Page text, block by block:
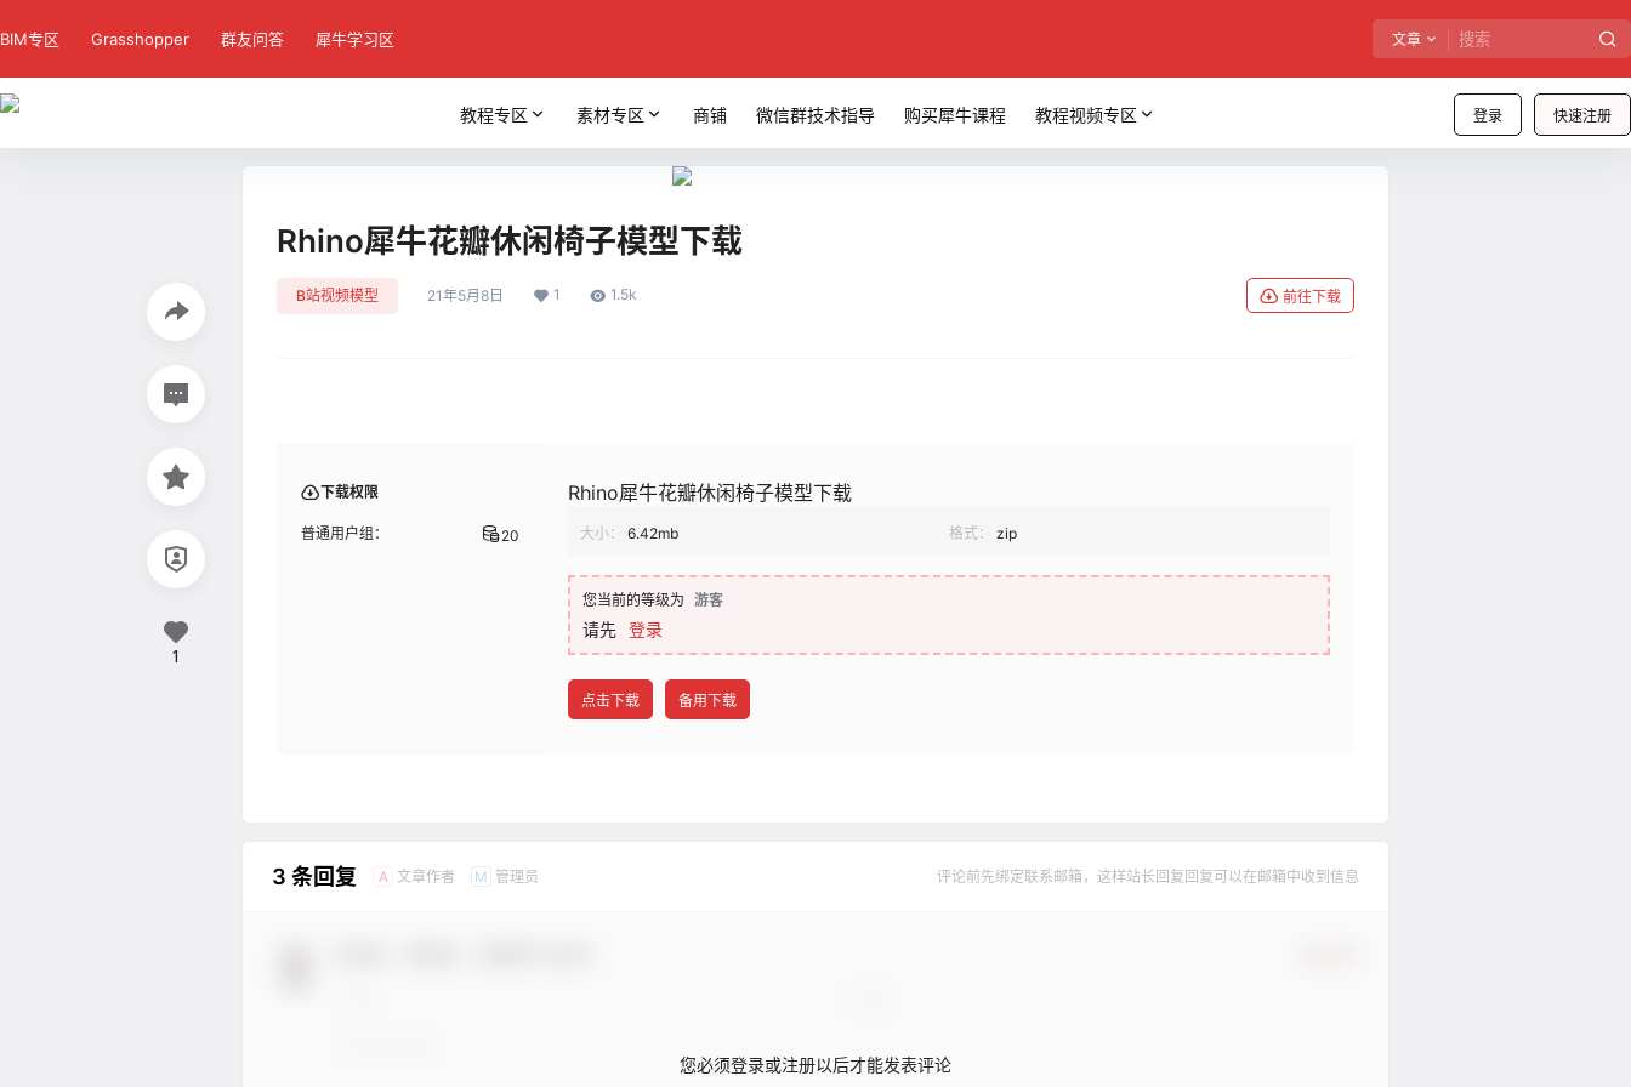
BIM专区 Grasshopper 群友问答 犀牛学习区 文章
登录 快速注册
教程专区 素材专区 商铺 微信群技术指导 购买犀牛课程 教程视频专区
Rhino犀牛花瓣休闲椅子模型下载
B站视频模型 21年5月8日 1 1.5k 前往下载
下载权限
普通用户组： 20
Rhino犀牛花瓣休闲椅子模型下载
大小： 6.42mb 格式： zip
您当前的等级为 游客
请先 登录
点击下载 备用下载
1
3 条回复 A 文章作者 M 管理员 评论前先绑定联系邮箱，这样站长回复回复可以在邮箱中收到信息
您必须登录或注册以后才能发表评论